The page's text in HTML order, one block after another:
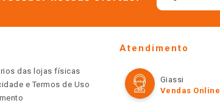
das lojas físicas
e Termos de Uso
Atendimento
Giassi
Vendas Online